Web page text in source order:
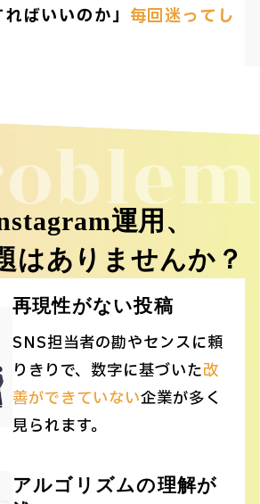
ばいいのか」 毎回迷ってし
運用、
はありませんか？
再現性がない投稿
SNS担当者の勘やセンスに頼
りきりで、数字に基づいた改
善ができていない企業が多く
見られます。
アルゴリズムの理解が